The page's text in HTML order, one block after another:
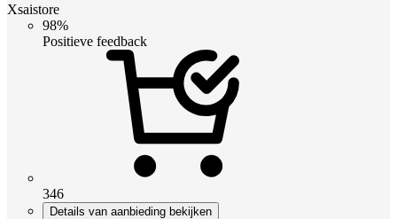
Xsaistore
98%
Positieve feedback
346
Details van aanbieding bekijken